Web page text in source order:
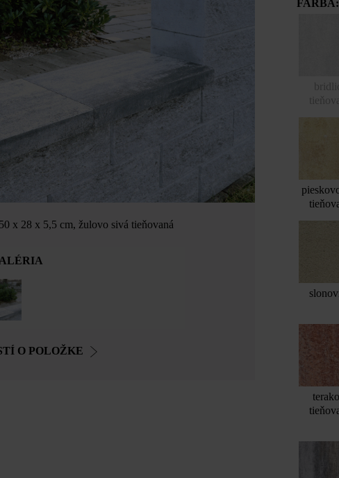
x 28 x 5,5 cm, žulovo sivá tieňovaná
O POLOŽKE
FARBA: